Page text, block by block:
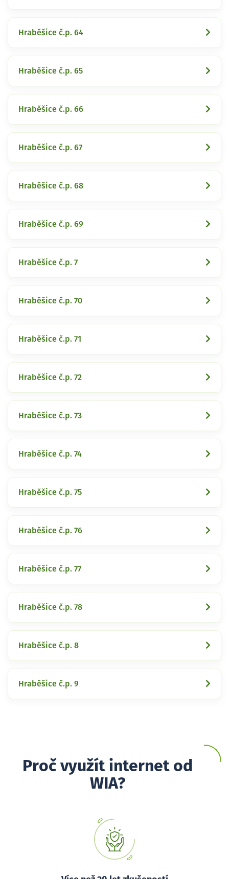
Hraběšice č.p. 64
Hraběšice č.p. 65
Hraběšice č.p. 66
Hraběšice č.p. 67
Hraběšice č.p. 68
Hraběšice č.p. 69
Hraběšice č.p. 7
Hraběšice č.p. 70
Hraběšice č.p. 71
Hraběšice č.p. 72
Hraběšice č.p. 73
Hraběšice č.p. 74
Hraběšice č.p. 75
Hraběšice č.p. 76
Hraběšice č.p. 77
Hraběšice č.p. 78
Hraběšice č.p. 8
Hraběšice č.p. 9
Proč využít internet od
WIA?